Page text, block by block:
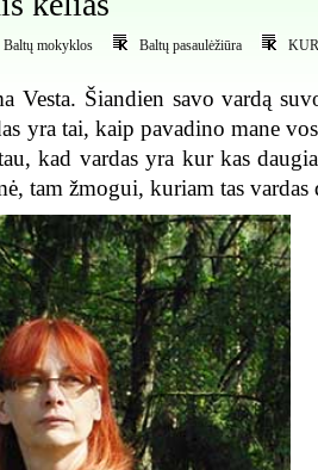
Baltų mokyklos Baltų pasaulėžiūra
Vesta. Šiandien savo vardą
yra tai, kaip pavadino mane
kad vardas yra kur kas
tam žmogui, kuriam tas vardas